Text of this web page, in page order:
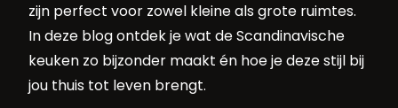
zijn perfect voor zowel kleine als grote ruimtes.
In deze blog ontdek je wat de Scandinavische
keuken zo bijzonder maakt én hoe je deze stijl bij
jou thuis tot leven brengt.